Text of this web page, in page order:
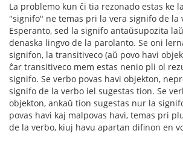
La problemo kun ĉi tia rezonado estas ke
"signifo" ne temas pri la vera signifo de la
Esperanto, sed la signifo antaŭsupozita
denaska lingvo de la parolanto. Se oni
signifon, la transitiveco (aŭ povo havi
ĉar transitiveco mem estas nenio pli ol
signifo. Se verbo povas havi objekton,
signifo de la verbo iel sugestas tion. Se
objekton, ankaŭ tion sugestas nur la
povas havi kaj malpovas havi, temas pri
de la verbo, kiuj havu apartan difinon en